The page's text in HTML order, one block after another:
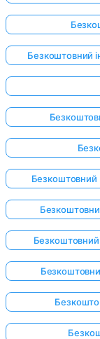
Безкоштовний
Безкоштовний
Безкоштовний